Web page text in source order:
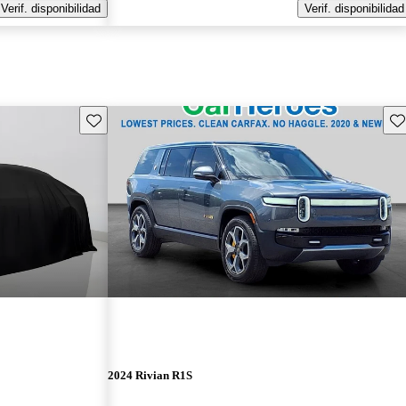
Verif. disponibilidad
Verif. disponibilidad
Guarda este Aviso
2024 Rivian R1S